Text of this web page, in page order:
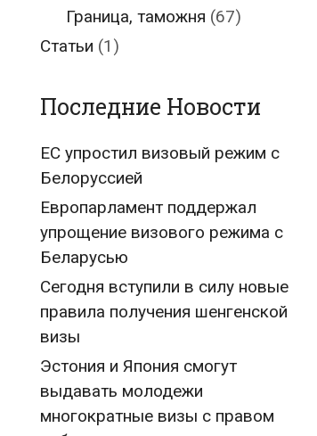
Граница, таможня (67)
Статьи (1)
Последние Новости
ЕС упростил визовый режим с
Белоруссией
Европарламент поддержал
упрощение визового режима с
Беларусью
Сегодня вступили в силу новые
правила получения шенгенской
визы
Эстония и Япония смогут
выдавать молодежи
многократные визы с правом